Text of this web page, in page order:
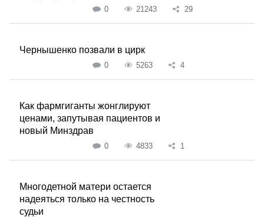
0 21243 29
Чернышенко позвали в цирк
0 5263 4
Как фармгиганты жонглируют
ценами, запутывая пациентов и
новый Минздрав
0 4833 1
Многодетной матери остается
надеяться только на честность
судьи